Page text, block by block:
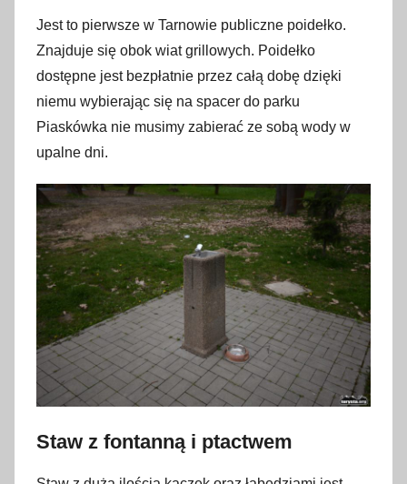
Jest to pierwsze w Tarnowie publiczne poidełko.
Znajduje się obok wiat grillowych. Poidełko
dostępne jest bezpłatnie przez całą dobę dzięki
niemu wybierając się na spacer do parku
Piaskówka nie musimy zabierać ze sobą wody w
upalne dni.
Staw z fontanną i ptactwem